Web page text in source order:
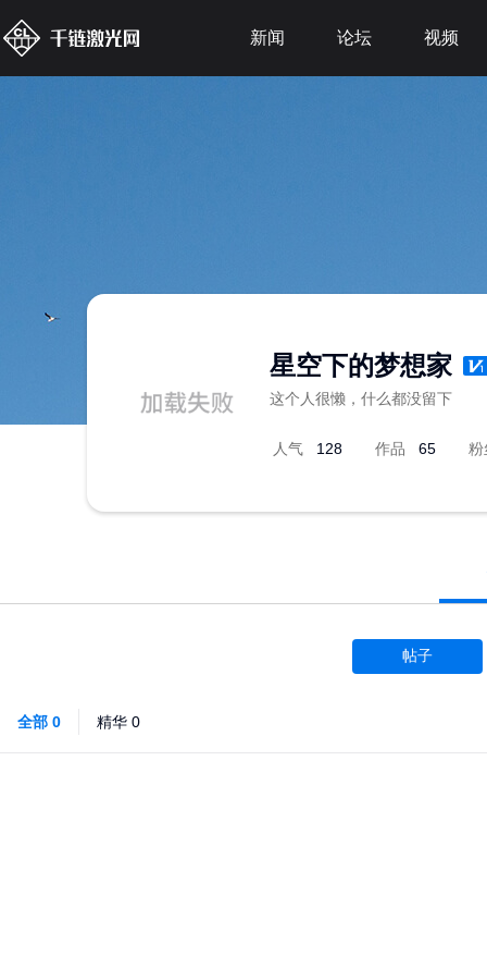
新闻 论坛 视频
星空下的梦想家
这个人很懒，什么都没留下
人气 128 作品 65
帖子
全部 0 精华 0